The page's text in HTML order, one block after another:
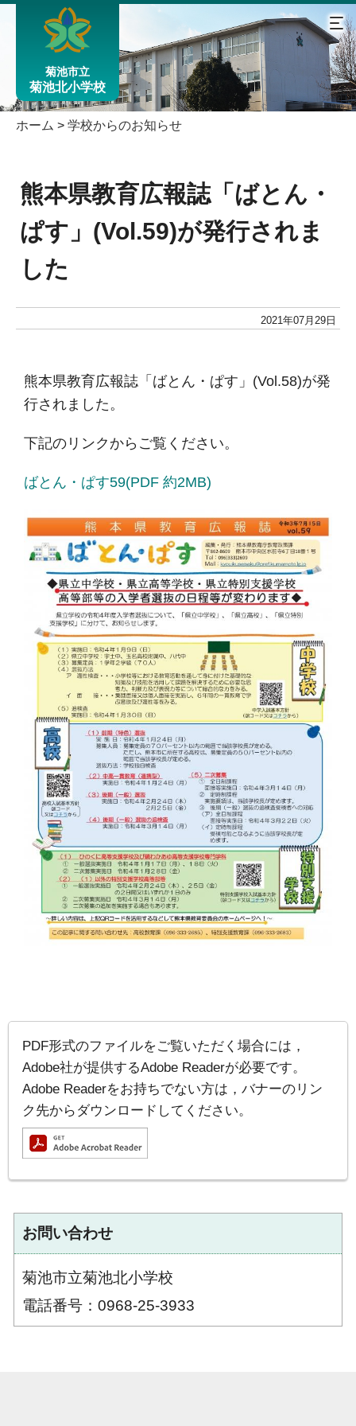
菊池市立
菊池北小学校
ホーム > 学校からのお知らせ
熊本県教育広報誌「ばとん・
ぱす」(Vol.59)が発行されま
した
2021年07月29日
熊本県教育広報誌「ばとん・ぱす」(Vol.58)が発
行されました。
下記のリンクからご覧ください。
ばとん・ぱす59(PDF 約2MB)
PDF形式のファイルをご覧いただく場合には，
Adobe社が提供するAdobe Readerが必要です。
Adobe Readerをお持ちでない方は，バナーのリン
ク先からダウンロードしてください。
お問い合わせ
菊池市立菊池北小学校
電話番号：0968-25-3933